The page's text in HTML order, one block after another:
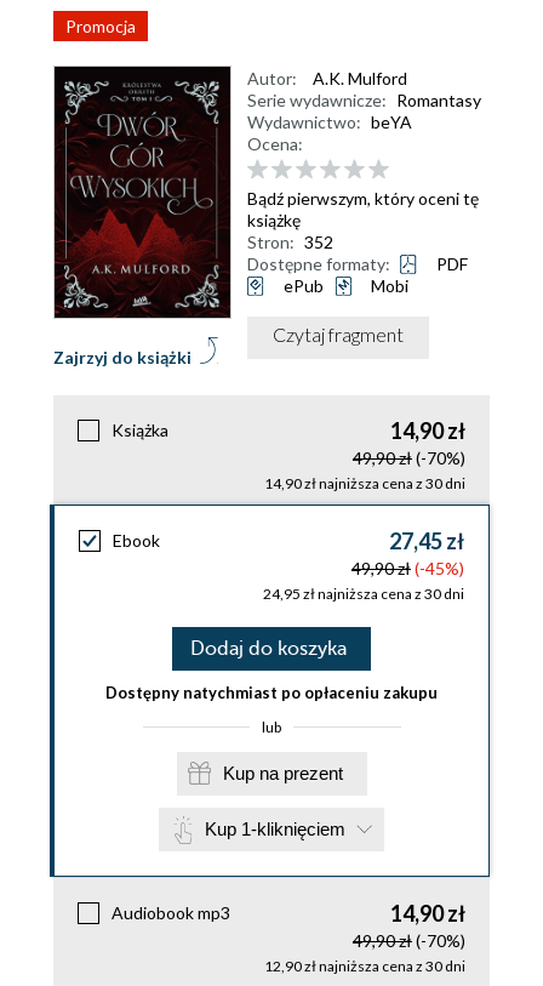
Promocja
Zajrzyj do książki
Autor:
A.K. Mulford
Serie wydawnicze: Romantasy
Wydawnictwo: beYA
Ocena:
Bądź pierwszym, który oceni tę
książkę
Stron: 352
Dostępne formaty:
PDF
ePub
Mobi
Czytaj fragment
Książka 14,90 zł
49,90 zł(-70%)
14,90 zł najniższa cena z 30 dni
Ebook 27,45 zł
49,90 zł(-45%)
24,95 zł najniższa cena z 30 dni
Dodaj do koszyka
Dostępny natychmiast po opłaceniu zakupu
lub
Kup na prezent
Kup 1-kliknięciem
Audiobook mp3 14,90 zł
49,90 zł(-70%)
12,90 zł najniższa cena z 30 dni